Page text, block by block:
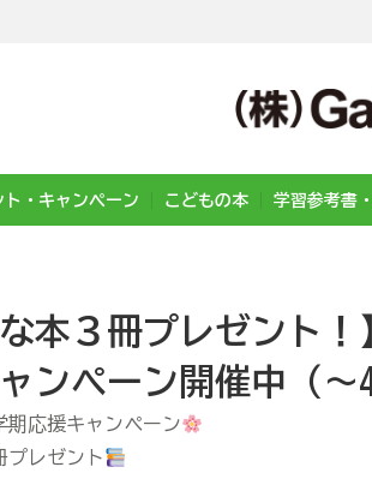
ト・キャンペーン こどもの本 学習参考書
な本３冊プレゼント
ンペーン開催中（～
期応援キャンペーン
プレゼント